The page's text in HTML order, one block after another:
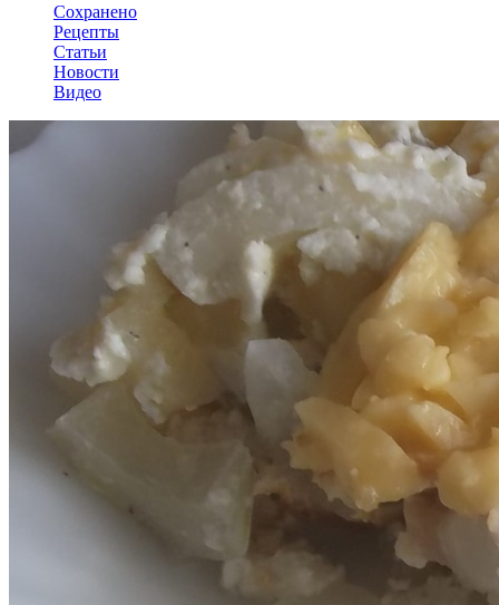
Сохранено
Рецепты
Статьи
Новости
Видео